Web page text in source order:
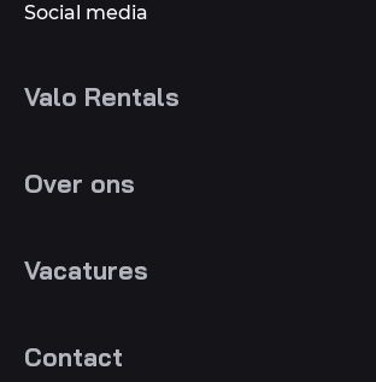
Social media
Valo Rentals
Over ons
Vacatures
Contact